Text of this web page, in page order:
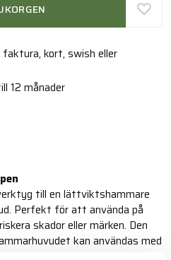
kort, swish eller
12 månader
till en lättviktshammare
Perfekt för att använda på
skador eller märken. Den
kan användas med